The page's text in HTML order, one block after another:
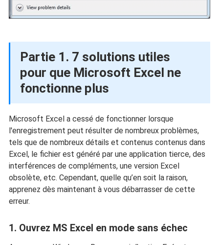
Partie 1. 7 solutions utiles
pour que Microsoft Excel ne
fonctionne plus
Microsoft Excel a cessé de fonctionner lorsque
l'enregistrement peut résulter de nombreux problèmes,
tels que de nombreux détails et contenus contenus dans
Excel, le fichier est généré par une application tierce, des
interférences de compléments, une version Excel
obsolète, etc. Cependant, quelle qu’en soit la raison,
apprenez dès maintenant à vous débarrasser de cette
erreur.
1. Ouvrez MS Excel en mode sans échec